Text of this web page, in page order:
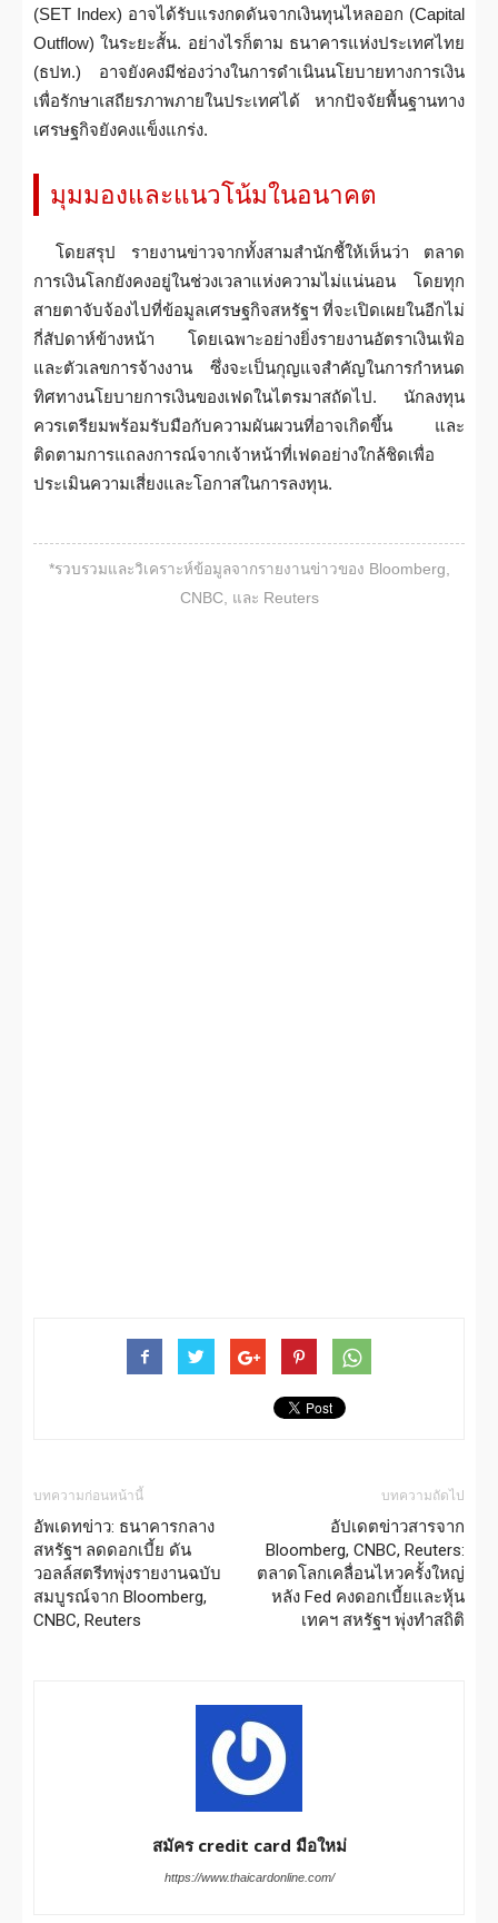
(SET Index) อาจได้รับแรงกดดันจากเงินทุนไหลออก (Capital
Outflow) ในระยะสั้น. อย่างไรก็ตาม ธนาคารแห่งประเทศไทย
(ธปท.) อาจยังคงมีช่องว่างในการดำเนินนโยบายทางการเงิน
เพื่อรักษาเสถียรภาพภายในประเทศได้ หากปัจจัยพื้นฐานทาง
เศรษฐกิจยังคงแข็งแกร่ง.
มุมมองและแนวโน้มในอนาคต
โดยสรุป รายงานข่าวจากทั้งสามสำนักชี้ให้เห็นว่า ตลาด
การเงินโลกยังคงอยู่ในช่วงเวลาแห่งความไม่แน่นอน โดยทุก
สายตาจับจ้องไปที่ข้อมูลเศรษฐกิจสหรัฐฯ ที่จะเปิดเผยในอีกไม่
กี่สัปดาห์ข้างหน้า โดยเฉพาะอย่างยิ่งรายงานอัตราเงินเฟ้อ
และตัวเลขการจ้างงาน ซึ่งจะเป็นกุญแจสำคัญในการกำหนด
ทิศทางนโยบายการเงินของเฟดในไตรมาสถัดไป. นักลงทุน
ควรเตรียมพร้อมรับมือกับความผันผวนที่อาจเกิดขึ้น และ
ติดตามการแถลงการณ์จากเจ้าหน้าที่เฟดอย่างใกล้ชิดเพื่อ
ประเมินความเสี่ยงและโอกาสในการลงทุน.
*รวบรวมและวิเคราะห์ข้อมูลจากรายงานข่าวของ Bloomberg,
CNBC, และ Reuters
บทความก่อนหน้านี้
อัพเดทข่าว: ธนาคารกลาง
สหรัฐฯ ลดดอกเบี้ย ดัน
วอลล์สตรีทพุ่งรายงานฉบับ
สมบูรณ์จาก Bloomberg,
CNBC, Reuters
บทความถัดไป
อัปเดตข่าวสารจาก
Bloomberg, CNBC, Reuters:
ตลาดโลกเคลื่อนไหวครั้งใหญ่
หลัง Fed คงดอกเบี้ยและหุ้น
เทคฯ สหรัฐฯ พุ่งทำสถิติ
สมัคร credit card มือใหม่
https://www.thaicardonline.com/